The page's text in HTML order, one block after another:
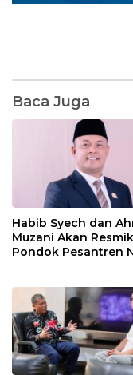
Baca Juga
Habib Syech dan
Muzani Akan
Pondok Pesantren